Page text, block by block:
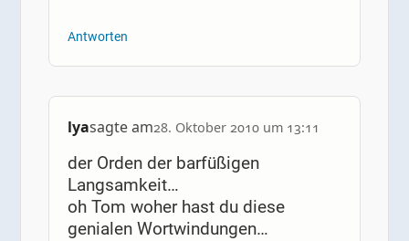
Antworten
lyasagte am28. Oktober 2010 um 13:11
der Orden der barfüßigen
Langsamkeit…
oh Tom woher hast du diese
genialen Wortwindungen…